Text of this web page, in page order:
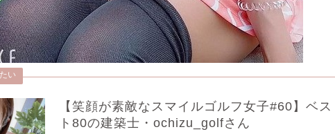
【笑顔が素敵なスマイルゴルフ女子#60】ベス
ト80の建築士・ochizu_golfさん